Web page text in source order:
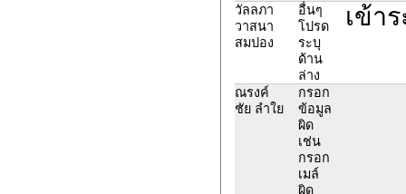
วัลลภา
วาสนา
สมปอง
อื่นๆ
โปรด
ระบุ
ด้าน
ล่าง
เข้า
ณรงค์
ชัย ลำใย
กรอก
ข้อมูล
ผิด
เช่น
กรอก
เมล์
ผิด